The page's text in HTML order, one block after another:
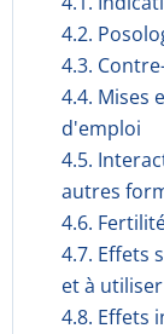
4.2.
4.3.
4.4. Mises
d'emploi
4.5.
autres
4.6.
4.7. Effets
et à
4.8. Effets